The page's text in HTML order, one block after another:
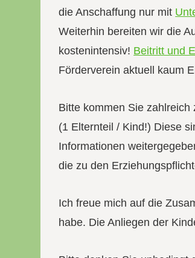
die Anschaffung nur mit
Weiterhin bereiten wir die
kostenintensiv! Beitritt und
Förderverein aktuell kaum
Bitte kommen Sie
(1 Elternteil / Kind!) Diese
Informationen
die zu den
Ich freue mich auf die
habe. Die Anliegen der